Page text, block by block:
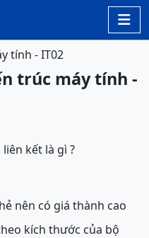

tính - IT02
trúc máy tính -
kết là gì ?
nên có giá thành cao
kích thước của bộ